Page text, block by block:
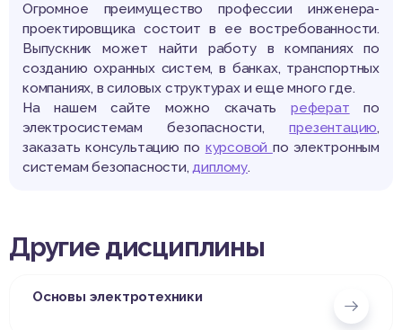
Огромное преимущество профессии инженера-
проектировщика состоит в ее востребованности.
Выпускник может найти работу в компаниях по
созданию охранных систем, в банках, транспортных
компаниях, в силовых структурах и еще много где.
На нашем сайте можно скачатьреферат по
электросистемам безопасности,презентацию,
заказать консультацию по курсовой по электронным
системам безопасности,диплому.
Другие дисциплины
Основы электротехники